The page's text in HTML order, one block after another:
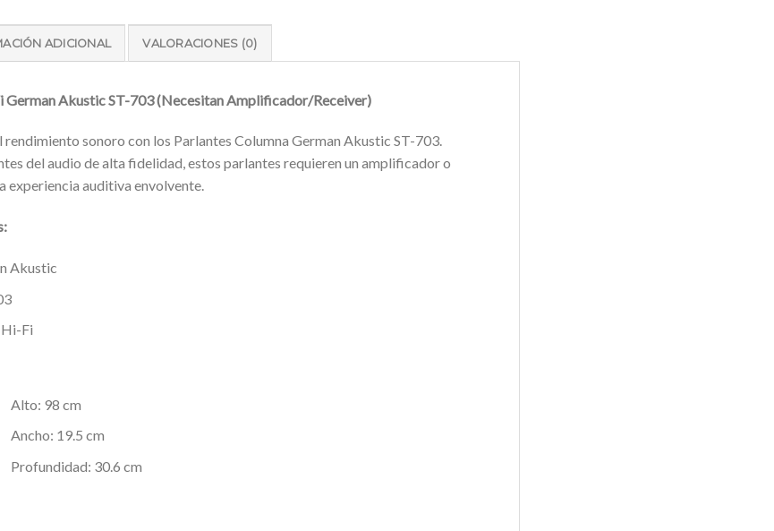
ADICIONAL VALORACIONES (0)
German Akustic ST-703 (Necesitan Amplificador/Receiver)
sonoro con los Parlantes Columna German Akustic ST-703.
del audio de alta fidelidad, estos parlantes requieren un amplificador o
experiencia auditiva envolvente.
Akustic
Fi
Alto: 98 cm
Ancho: 19.5 cm
Profundidad: 30.6 cm